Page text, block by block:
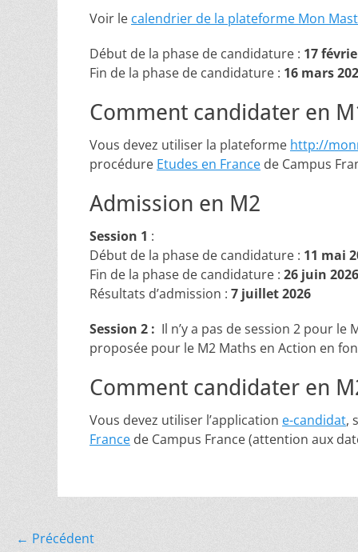
Voir le calendrier de la plateforme Mon
Début de la phase de candidature : 17
Fin de la phase de candidature : 16 mars
Comment candidater en
Vous devez utiliser la plateforme http://
procédure Etudes en France de Campus
Admission en M2
Session 1 :
Début de la phase de candidature : 11 mai
Fin de la phase de candidature : 26 juin 2026
Résultats d’admission : 7 juillet 2026
Session 2 : Il n’y a pas de session 2 pour le
proposée pour le M2 Maths en Action en
Comment candidater en
Vous devez utiliser l’application e-candidat,
France de Campus France (attention aux
Navigation
← Précédent